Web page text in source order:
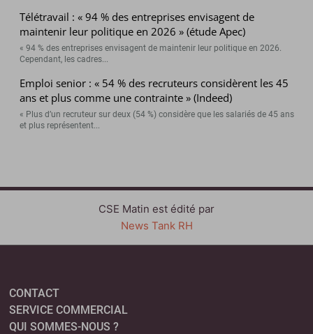
Télétravail : « 94 % des entreprises envisagent de
maintenir leur politique en 2026 » (étude Apec)
« 94 % des entreprises envisagent de maintenir leur politique en 2026.
Cependant, les cadres...
Emploi senior : « 54 % des recruteurs considèrent les 45
ans et plus comme une contrainte » (Indeed)
« Plus d’un recruteur sur deux (54 %) considère que les salariés de 45 ans
et plus représentent...
CSE Matin est édité par
News Tank RH
CONTACT
SERVICE COMMERCIAL
QUI SOMMES-NOUS ?